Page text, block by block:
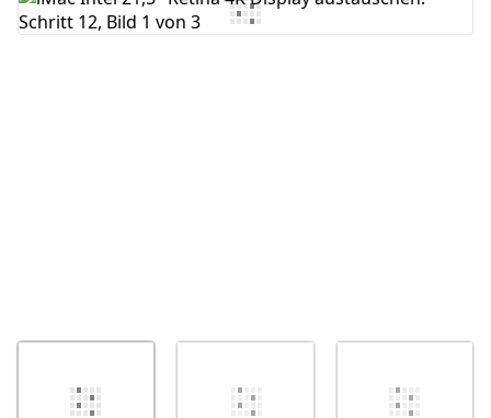
Kommentar hinzufügen